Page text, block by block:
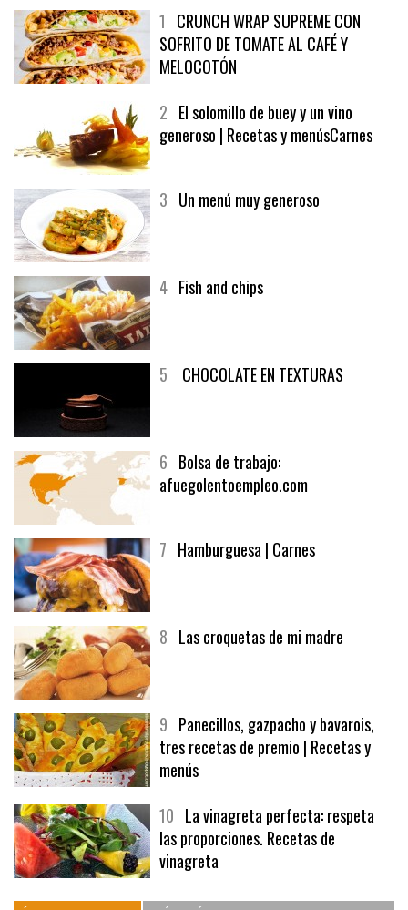
1CRUNCH WRAP SUPREME CON
SOFRITO DE TOMATE AL CAFÉ Y
MELOCOTÓN
2El solomillo de buey y un vino
6Bolsa de trabajo:
9Panecillos, gazpacho y bavarois,
tres recetas de premio | Recetas y
menús
10La vinagreta perfecta: respeta
las proporciones. Recetas de
vinagreta